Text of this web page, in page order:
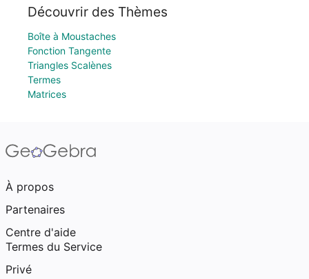
Découvrir des Thèmes
Boîte à Moustaches
Fonction Tangente
Triangles Scalènes
Termes
Matrices
À propos
Partenaires
Centre d'aide
Termes du Service
Privé